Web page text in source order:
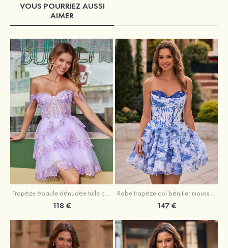
VOUS POURRIEZ AUSSI
AIMER
Trapèze épaule dénudée tulle courte/mini robe de fête de la rentrée avec paillettes
118 €
Robe trapèze col bénitier mousseline courte/mini robe de fête de la rentrée avec appliqué
147 €